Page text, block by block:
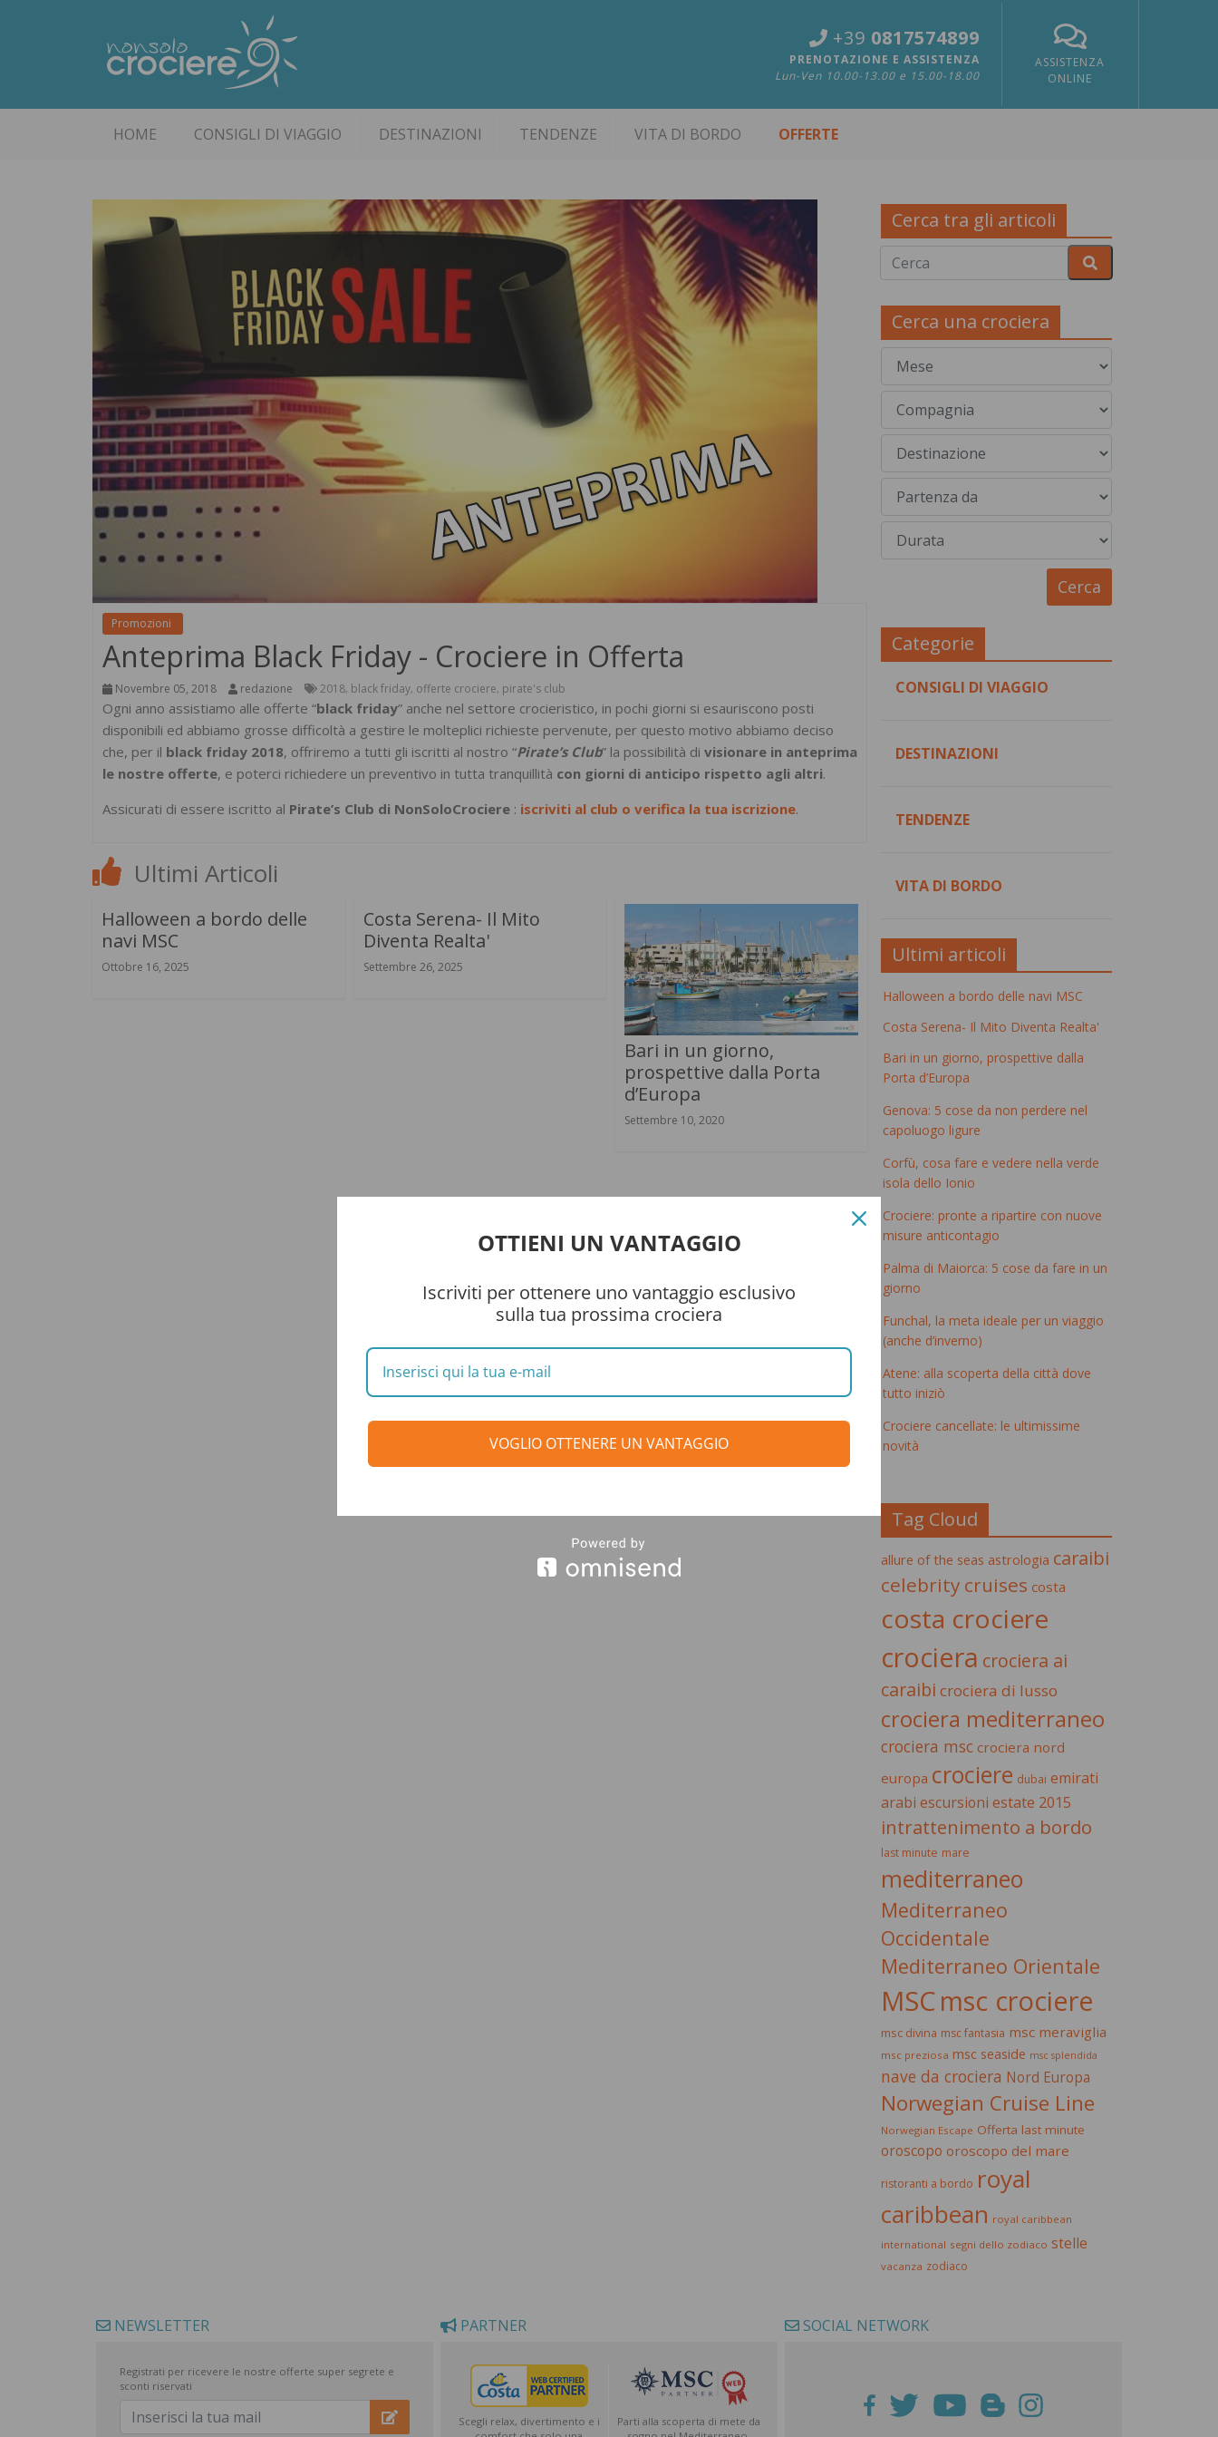
+39 0817574899
PRENOTAZIONE E ASSISTENZA
Lun-Ven 10.00-13.00 e 15.00-18.00
ASSISTENZA
ONLINE
HOME CONSIGLI DI VIAGGIO DESTINAZIONI TENDENZE VITA DI BORDO OFFERTE
Promozioni
Anteprima Black Friday - Crociere in Offerta
Novembre 05, 2018 redazione 2018, black friday, offerte crociere, pirate's club
Ogni anno assistiamo alle offerte “black friday” anche nel settore crocieristico, in pochi giorni si esauriscono posti
disponibili ed abbiamo grosse difficoltà a gestire le molteplici richieste pervenute, per questo motivo abbiamo deciso
che, per il black friday 2018, offriremo a tutti gli iscritti al nostro “Pirate’s Club” la possibilità di visionare in anteprima
le nostre offerte, e poterci richiedere un preventivo in tutta tranquillità con giorni di anticipo rispetto agli altri.
Assicurati di essere iscritto al Pirate’s Club di NonSoloCrociere : iscriviti al club o verifica la tua iscrizione.
Ultimi Articoli
Halloween a bordo delle
navi MSC
Ottobre 16, 2025
Costa Serena- Il Mito
Diventa Realta'
Settembre 26, 2025
Bari in un giorno,
prospettive dalla Porta
d’Europa
Settembre 10, 2020
Cerca tra gli articoli
Cerca una crociera
Categorie
CONSIGLI DI VIAGGIO
DESTINAZIONI
TENDENZE
VITA DI BORDO
Ultimi articoli
Halloween a bordo delle navi MSC
Costa Serena- Il Mito Diventa Realta'
Bari in un giorno, prospettive dalla
Porta d’Europa
Genova: 5 cose da non perdere nel
capoluogo ligure
Corfù, cosa fare e vedere nella verde
isola dello Ionio
Crociere: pronte a ripartire con nuove
misure anticontagio
Palma di Maiorca: 5 cose da fare in un
giorno
Funchal, la meta ideale per un viaggio
(anche d’inverno)
Atene: alla scoperta della città dove
tutto iniziò
Crociere cancellate: le ultimissime
novità
Tag Cloud
allure of the seas astrologia caraibi
celebrity cruises costa
costa crociere
crociera crociera ai
caraibi crociera di lusso
crociera mediterraneo
crociera msc crociera nord
europa crociere dubai emirati
arabi escursioni estate 2015
intrattenimento a bordo
last minute mare
mediterraneo
Mediterraneo
Occidentale
Mediterraneo Orientale
MSCmsc crociere
msc divina msc fantasia msc meraviglia
msc preziosa msc seaside msc splendida
nave da crociera Nord Europa
Norwegian Cruise Line
Norwegian Escape Offerta last minute
oroscopo oroscopo del mare
ristoranti a bordo royal
caribbean royal caribbean
international segni dello zodiaco stelle
vacanza zodiaco
NEWSLETTER
Registrati per ricevere le nostre offerte super segrete e
sconti riservati
PARTNER
Scegli relax, divertimento e i
Parti alla scoperta di mete da
SOCIAL NETWORK
OTTIENI UN VANTAGGIO
Iscriviti per ottenere uno vantaggio esclusivo
sulla tua prossima crociera
VOGLIO OTTENERE UN VANTAGGIO